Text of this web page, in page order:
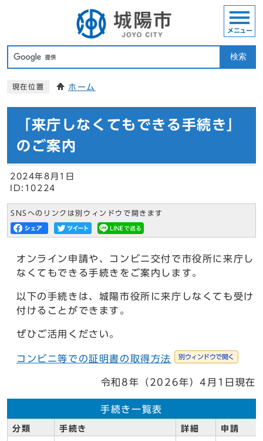
検索
メニュー
現在位置 ホーム
「来庁しなくてもできる手続き」
のご案内
2024年8月1日
ID:10224
SNSへのリンクは別ウィンドウで開きます
オンライン申請や、コンビニ交付で市役所に来庁し
なくてもできる手続きをご案内します。
以下の手続きは、城陽市役所に来庁しなくても受け
付けることができます。
ぜひご活用ください。
コンビニ等での証明書の取得方法 別ウィンドウで開く
令和8年（2026年）4月1日現在
手続き一覧表
分類 手続き 詳細 申請